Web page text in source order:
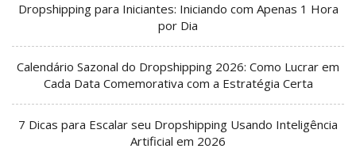
Dropshipping para Iniciantes: Iniciando com Apenas 1 Hora
por Dia
Calendário Sazonal do Dropshipping 2026: Como Lucrar em
Cada Data Comemorativa com a Estratégia Certa
7 Dicas para Escalar seu Dropshipping Usando Inteligência
Artificial em 2026